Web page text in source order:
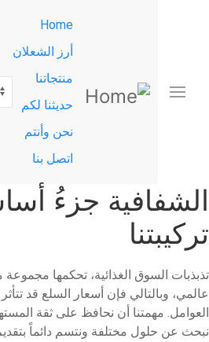
القائمة
الرئيسية
Home
أرز الشعلان
منتجاتنا
حديثنا لكم
نحن وأنتم
اتصل بنا
الشفافية جزءُ
تركيبتنا
تذبذبات السوق الغذائية، تحكمها
عالمي، وبالتالي فإن أسعار السلع قد
العوامل. مهمتنا أن نحافظ على ثقة
نبحث عن حلول مختلفة ونتسم دائماً